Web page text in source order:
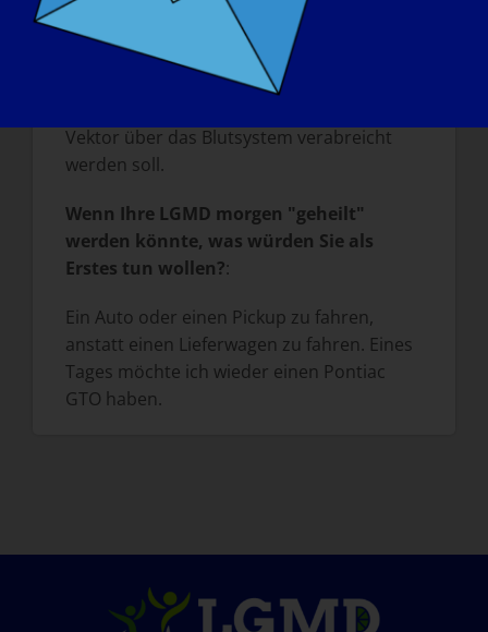
Heilung sehr nahe sind. Ich war 1999 an
der ersten Gentherapie-Studie beteiligt
und bin sehr gespannt auf die nächste
Vektor über das Blutsystem verabreicht
werden soll.
Wenn Ihre LGMD morgen "geheilt"
werden könnte, was würden Sie als
Erstes tun wollen?:
Ein Auto oder einen Pickup zu fahren,
anstatt einen Lieferwagen zu fahren. Eines
Tages möchte ich wieder einen Pontiac
GTO haben.